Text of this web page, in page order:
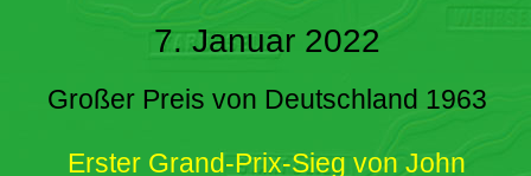
7. Januar 2022
Großer Preis von Deutschland 1963
Erster Grand-Prix-Sieg von John